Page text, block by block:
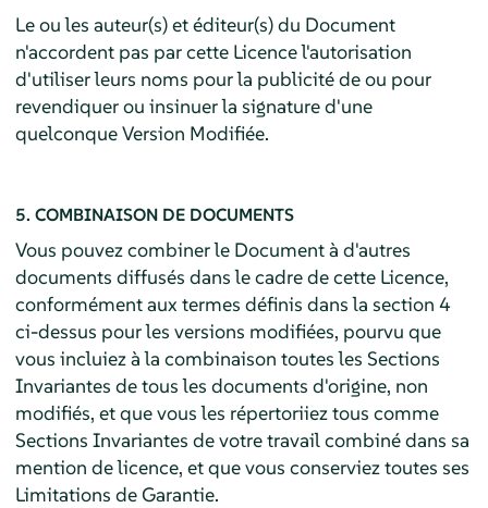
Le ou les auteur(s) et éditeur(s) du Document
n'accordent pas par cette Licence l'autorisation
d'utiliser leurs noms pour la publicité de ou pour
revendiquer ou insinuer la signature d'une
quelconque Version Modifiée.
5. COMBINAISON DE DOCUMENTS
Vous pouvez combiner le Document à d'autres
documents diffusés dans le cadre de cette Licence,
conformément aux termes définis dans la section 4
ci-dessus pour les versions modifiées, pourvu que
vous incluiez à la combinaison toutes les Sections
Invariantes de tous les documents d'origine, non
modifiés, et que vous les répertoriiez tous comme
Sections Invariantes de votre travail combiné dans sa
mention de licence, et que vous conserviez toutes ses
Limitations de Garantie.